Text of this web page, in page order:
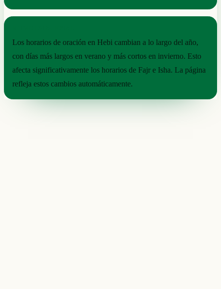
Los horarios de oración en Hebi cambian a lo largo del año,
con días más largos en verano y más cortos en invierno. Esto
afecta significativamente los horarios de Fajr e Isha. La página
refleja estos cambios automáticamente.